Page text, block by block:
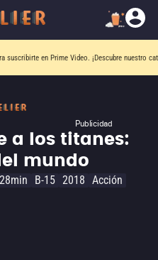
suscribirte en Prime Video. ¡Descubre nuestro
Publicidad
a los titanes:
mundo
B-15 2018 Acción